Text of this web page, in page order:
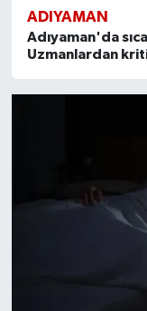
ADIYAMAN
Adıyaman'da
Uzmanlardan